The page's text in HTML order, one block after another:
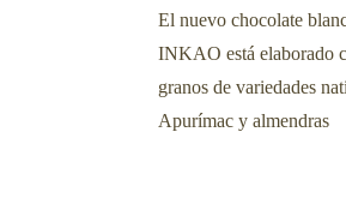
MÚLTIPLES
VARIANTES.
OPCIONES
S/
El nuevo chocolate
INKAO está elaborado
granos de variedades
Apurímac y almendras